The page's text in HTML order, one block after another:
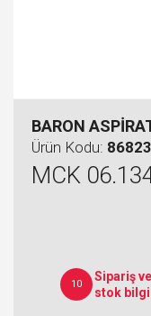
BARON
Ürün Kodu:
MCK
10
Sipariş
stok